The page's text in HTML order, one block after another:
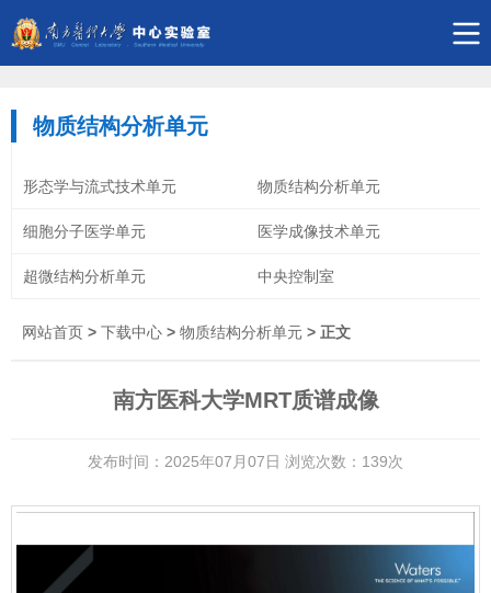
物质结构分析单元
形态学与流式技术单元 物质结构分析单元
细胞分子医学单元 医学成像技术单元
超微结构分析单元 中央控制室
网站首页 > 下载中心 > 物质结构分析单元 > 正文
南方医科大学MRT质谱成像
发布时间：2025年07月07日 浏览次数： 139次